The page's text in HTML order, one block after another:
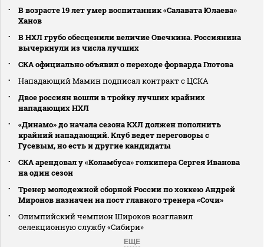
В возрасте 19 лет умер воспитанник «Салавата Юлаева»
Ханов
В НХЛ грубо обесценили величие Овечкина. Россиянина
вычеркнули из числа лучших
СКА официально объявил о переходе форварда Глотова
Нападающий Мамин подписал контракт с ЦСКА
Двое россиян вошли в тройку лучших крайних
нападающих НХЛ
«Динамо» до начала сезона КХЛ должен пополнить
крайний нападающий. Клуб ведет переговоры с
Гусевым, но есть и другие кандидаты
СКА арендовал у «Коламбуса» голкипера Сергея Иванова
на один сезон
Тренер молодежной сборной России по хоккею Андрей
Миронов назначен на пост главного тренера «Сочи»
Олимпийский чемпион Широков возглавил
селекционную службу «Сибири»
ЕЩЕ